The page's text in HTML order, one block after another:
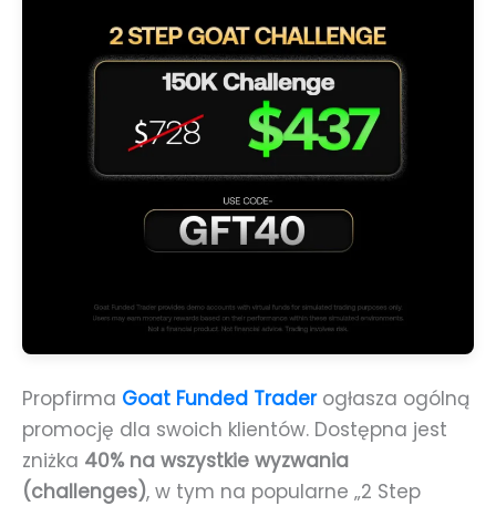
Propfirma Goat Funded Traderogłasza ogólną
promocję dla swoich klientów. Dostępna jest
zniżka 40% na wszystkie wyzwania
(challenges), w tym na popularne „2 Step